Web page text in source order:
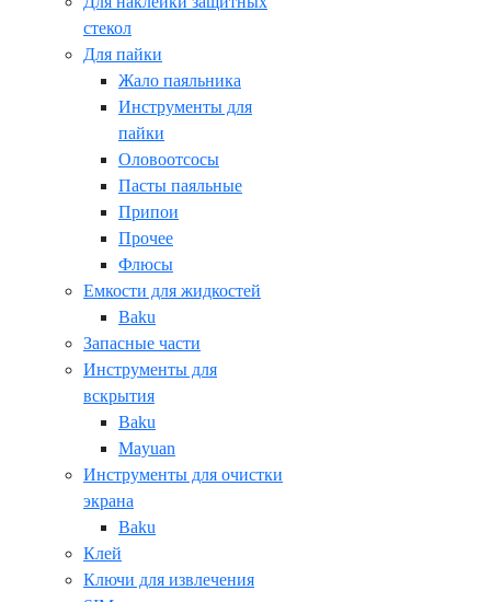
стекол
Для пайки
Жало паяльника
Инструменты для
пайки
Оловоотсосы
Пасты паяльные
Припои
Прочее
Флюсы
Емкости для жидкостей
Baku
Запасные части
Инструменты для
вскрытия
Baku
Mayuan
Инструменты для очистки
экрана
Baku
Клей
Ключи для извлечения